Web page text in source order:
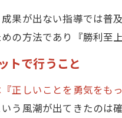
果が出ない指導では普
の方法であり『勝利至
トで行うこと
正しいことを勇気をも
う風潮が出てきたのは